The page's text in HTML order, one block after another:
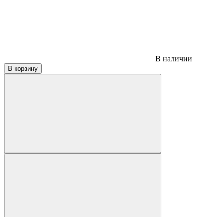
В наличии
В корзину